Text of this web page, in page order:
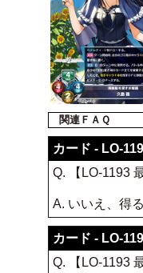
関連ＦＡＱ
カード - LO-
Q. 【LO-1193
A. いいえ、得
カード - LO-
Q. 【LO-1193